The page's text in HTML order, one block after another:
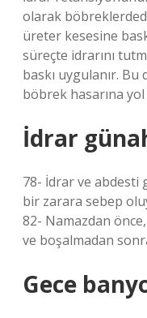
olarak
üreter kesesine
süreçte idrarını
baskı uygulanır.
böbrek hasarına yol
İdrar
78- İdrar ve abdesti
bir zarara sebep
82- Namazdan
ve boşalmadan
Gece